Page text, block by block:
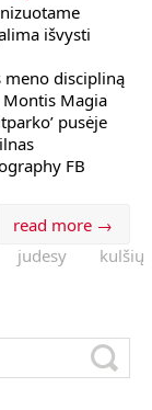
išvysti
meno discipliną
Montis Magia
pusėje
FB
read more →
judesy
kulšių